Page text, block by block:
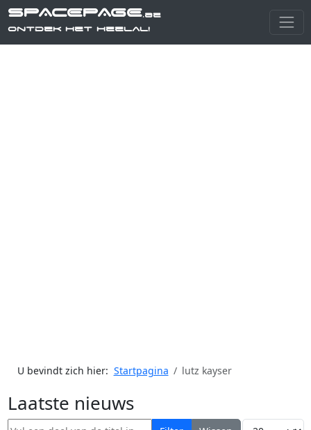
SPACEPAGE.be
Ontdek het heelal!
U bevindt zich hier: Startpagina lutz kayser
Laatste nieuws
Vul een deel van de titel in Toon #